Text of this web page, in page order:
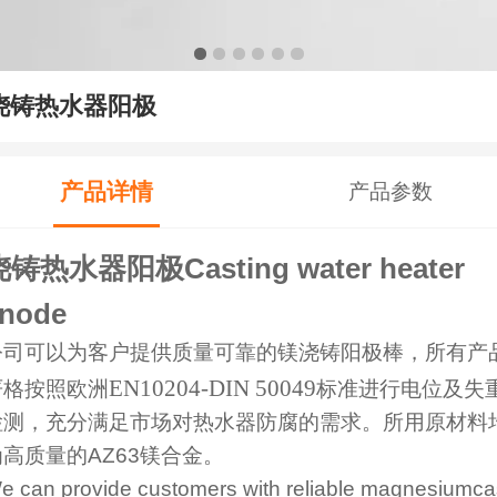
铸热水器阳极
产品详情 产品参数
铸热水器阳极Casting water heater
可以为客户提供质量可靠的镁浇铸阳极棒，所有产
按照欧洲EN10204-DIN 50049标准进行电位及失
，充分满足市场对热水器防腐的需求。所用原材料
质量的AZ63镁合金。
can provide customers with reliable